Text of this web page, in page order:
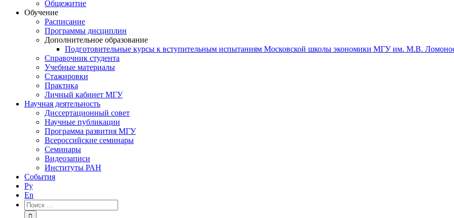
Общежитие
Обучение
Расписание
Программы дисциплин
Дополнительное образование
Подготовительные курсы к вступительным испытаниям Московской школы экономики МГУ им. М.В.
Справочник студента
Учебные материалы
Стажировки
Практика
Личный кабинет МГУ
Научная деятельность
Диссертационный совет
Научные публикации
Программа развития МГУ
Всероссийские семинары
Семинары
Видеозаписи
Институты РАН
События
Ру
En
Результат
поиска: